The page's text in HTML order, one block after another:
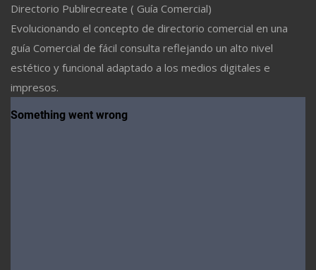
Directorio Publirecreate ( Guía Comercial)
Evolucionando el concepto de directorio comercial en una
guía Comercial de fácil consulta reflejando un alto nivel
estético y funcional adaptado a los medios digitales e
impresos.